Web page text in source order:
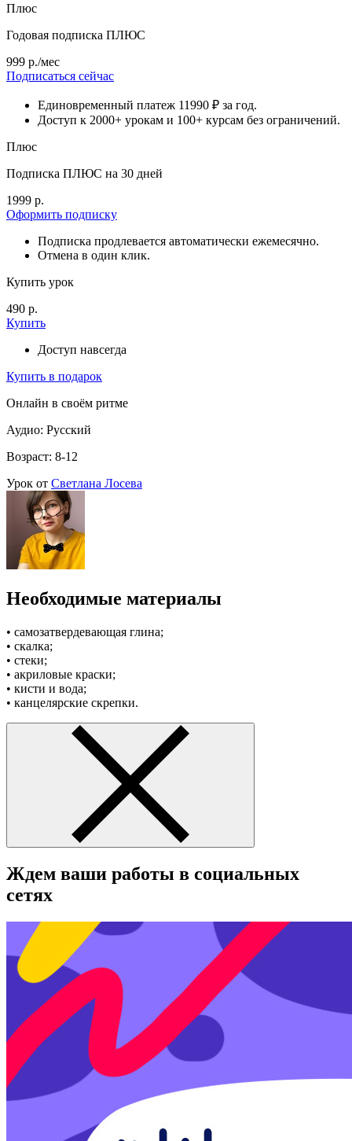
Плюс
Годовая подписка ПЛЮС
999 р./мес
Подписаться сейчас
Единовременный платеж 11990 ₽ за год.
Доступ к 2000+ урокам и 100+ курсам без ограничений.
Плюс
Подписка ПЛЮС на 30 дней
1999 р.
Оформить подписку
Подписка продлевается автоматически ежемесячно.
Отмена в один клик.
Купить урок
490 р.
Купить
Доступ навсегда
Купить в подарок
Онлайн в своём ритме
Аудио: Русский
Возраст: 8-12
Урок от Светлана Лосева
Необходимые материалы
• самозатвердевающая глина;
• скалка;
• стеки;
• акриловые краски;
• кисти и вода;
• канцелярские скрепки.
Ждем ваши работы в социальных
сетях